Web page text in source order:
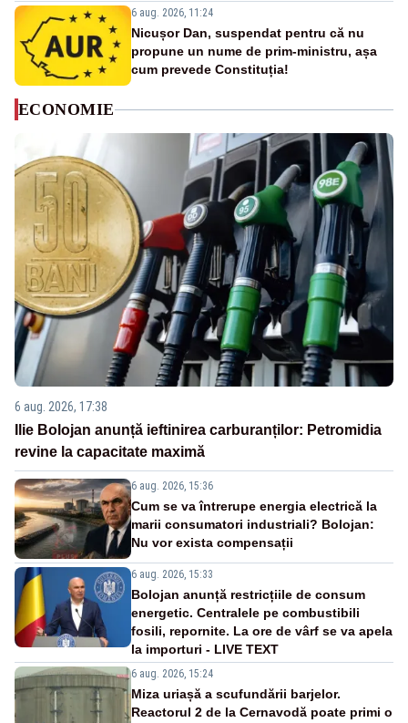
6 aug. 2026, 11:24
Nicușor Dan, suspendat pentru că nu
propune un nume de prim-ministru, așa
cum prevede Constituția!
ECONOMIE
6 aug. 2026, 17:38
Ilie Bolojan anunță ieftinirea carburanților: Petromidia
revine la capacitate maximă
6 aug. 2026, 15:36
Cum se va întrerupe energia electrică la
marii consumatori industriali? Bolojan:
Nu vor exista compensații
6 aug. 2026, 15:33
Bolojan anunță restricțiile de consum
energetic. Centralele pe combustibili
fosili, repornite. La ore de vârf se va apela
la importuri - LIVE TEXT
6 aug. 2026, 15:24
Miza uriașă a scufundării barjelor.
Reactorul 2 de la Cernavodă poate primi o